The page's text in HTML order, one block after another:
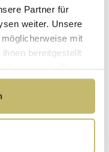
Partner für
weiter. Unsere
mit
bereitgestellt